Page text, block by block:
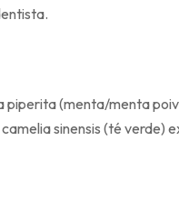
piperita (menta/menta
sinensis (té